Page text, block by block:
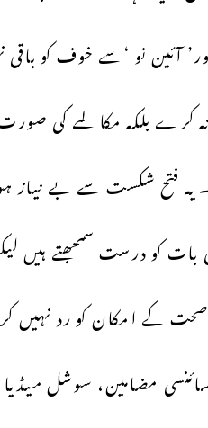
آئین نو ‘سے خوف کو
بلکہ مکالمے کی
یہ فتح شکست سے بے
بات کو درست سمجھتے
کے امکان کو رد نہیں
مضامین، سوشل